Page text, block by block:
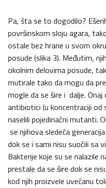
Pa, šta se to dogodilo?
površinskom sloju agara,
ostale bez hrane u svom
posude (slika 3). Međutim,
okolnim delovima posude,
mutirale tako da mogu da
mogle da se šire i dalje.
antibiotici (u koncentraciji od
naselili pojedinačni mutanti.
se njihova sledeća
dok se i sami nisu suočili sa
Bakterije koje su se nalazile
prestale da se šire dok se
kod njih proizvele uvećanu